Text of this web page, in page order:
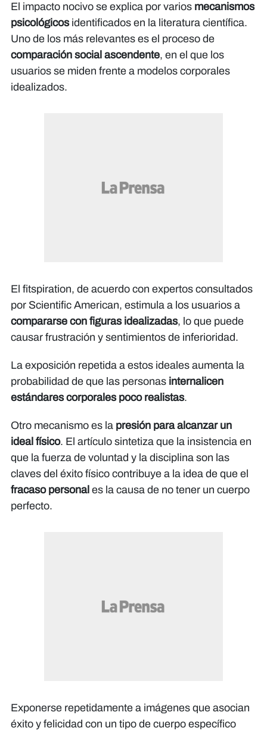
El impacto nocivo se explica por varios mecanismos
psicológicosidentificados en la literatura científica.
Uno de los más relevantes es el proceso de
comparación social ascendente, en el que los
usuarios se miden frente a modelos corporales
idealizados.
El fitspiration, de acuerdo con expertos consultados
por Scientific American, estimula a los usuarios a
compararse con figuras idealizadas, lo que puede
causar frustración y sentimientos de inferioridad.
La exposición repetida a estos ideales aumenta la
probabilidad de que las personas internalicen
estándares corporales poco realistas.
Otro mecanismo es la presión para alcanzar un
ideal físico. El artículo sintetiza que la insistencia en
que la fuerza de voluntad y la disciplina son las
claves del éxito físico contribuye a la idea de que el
fracaso personal es la causa de no tener un cuerpo
perfecto.
Exponerse repetidamente a imágenes que asocian
éxito y felicidad con un tipo de cuerpo específico